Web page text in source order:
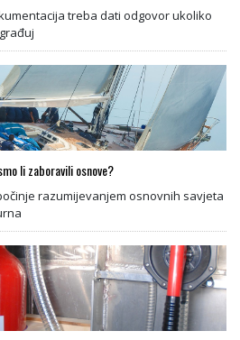
treba dati odgovor ukoliko
li zaboravili osnove?
razumijevanjem osnovnih savjeta